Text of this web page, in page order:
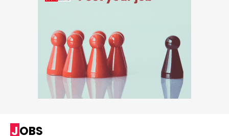
JOBS